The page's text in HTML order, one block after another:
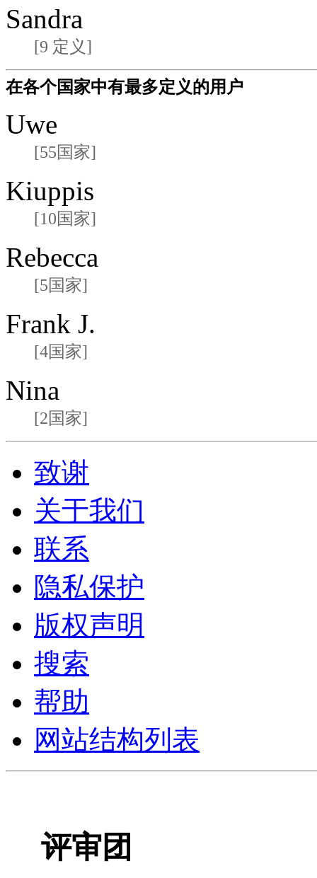
Sandra
[9 定义]
在各个国家中有最多定义的用户
Uwe
[55国家]
Kiuppis
[10国家]
Rebecca
[5国家]
Frank J.
[4国家]
Nina
[2国家]
致谢
关于我们
联系
隐私保护
版权声明
搜索
帮助
网站结构列表
评审团